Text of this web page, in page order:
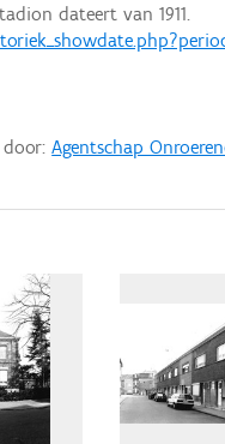
dateert van 1911.
door:Agentschap